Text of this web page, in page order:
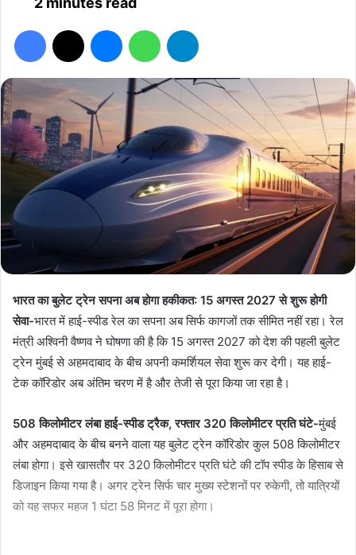
भारत का बुलेट ट्रेन सपना अब होगा हकीकत: 15 अगस्त 2027 से शुरू होगी
सेवा-भारत में हाई-स्पीड रेल का सपना अब सिर्फ कागजों तक सीमित नहीं रहा। रेल
मंत्री अश्विनी वैष्णव ने घोषणा की है कि 15 अगस्त 2027 को देश की पहली बुलेट
ट्रेन मुंबई से अहमदाबाद के बीच अपनी कमर्शियल सेवा शुरू कर देगी। यह हाई-
टेक कॉरिडोर अब अंतिम चरण में है और तेजी से पूरा किया जा रहा है।
508 किलोमीटर लंबा हाई-स्पीड ट्रैक, रफ्तार 320 किलोमीटर प्रति घंटे-मुंबई
और अहमदाबाद के बीच बनने वाला यह बुलेट ट्रेन कॉरिडोर कुल 508 किलोमीटर
लंबा होगा। इसे खासतौर पर 320 किलोमीटर प्रति घंटे की टॉप स्पीड के हिसाब से
डिजाइन किया गया है। अगर ट्रेन सिर्फ चार मुख्य स्टेशनों पर रुकेगी, तो यात्रियों
को यह सफर महज 1 घंटा 58 मिनट में पूरा होगा।